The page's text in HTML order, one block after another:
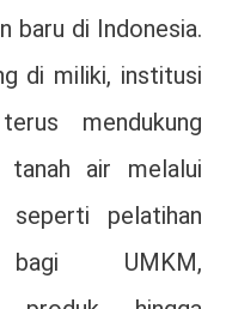
baru di Indonesia.
di miliki, institusi
mendukung
tanah air melalui
seperti pelatihan
UMKM,